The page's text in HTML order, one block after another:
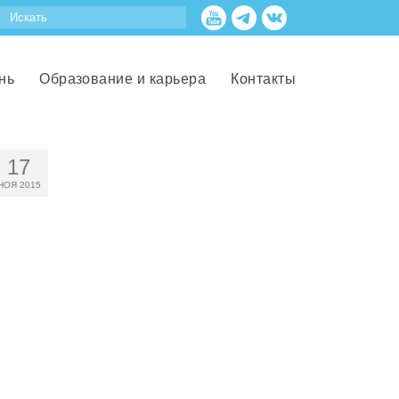
Образование и карьера Контакты
17
2015